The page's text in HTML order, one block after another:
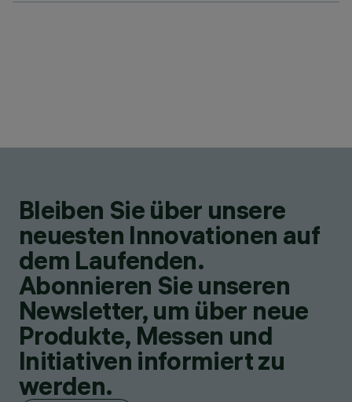
Bleiben Sie über unsere
neuesten Innovationen auf
dem Laufenden.
Abonnieren Sie unseren
Newsletter, um über neue
Produkte, Messen und
Initiativen informiert zu
werden.